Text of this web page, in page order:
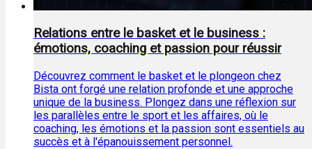
Relations entre le basket et le business :
émotions, coaching et passion pour réussir
Découvrez comment le basket et le plongeon chez
Bista ont forgé une relation profonde et une approche
unique de la business. Plongez dans une réflexion sur
les parallèles entre le sport et les affaires, où le
coaching, les émotions et la passion sont essentiels au
succès et à l'épanouissement personnel.